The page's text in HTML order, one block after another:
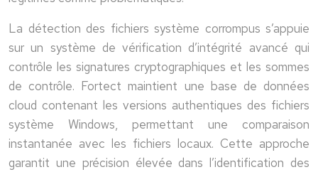
La détection des fichiers système corrompus s’appuie
sur un système de vérification d’intégrité avancé qui
contrôle les signatures cryptographiques et les sommes
de contrôle. Fortect maintient une base de données
cloud contenant les versions authentiques des fichiers
système Windows, permettant une comparaison
instantanée avec les fichiers locaux. Cette approche
garantit une précision élevée dans l’identification des